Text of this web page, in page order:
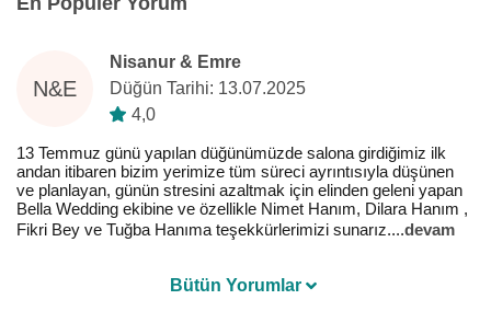
N&E
Nisanur & Emre
Düğün Tarihi: 13.07.2025
4,0
13 Temmuz günü yapılan düğünümüzde salona girdiğimiz ilk
andan itibaren bizim yerimize tüm süreci ayrıntısıyla düşünen
ve planlayan, günün stresini azaltmak için elinden geleni yapan
Bella Wedding ekibine ve özellikle Nimet Hanım, Dilara Hanım ,
Fikri Bey ve Tuğba Hanıma teşekkürlerimizi sunarız....devam
Bütün Yorumlar